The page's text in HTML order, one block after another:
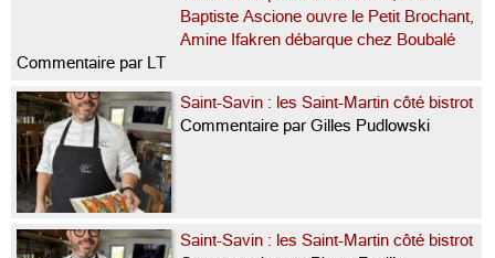
Baptiste Ascione ouvre le Petit Brochant,
Amine Ifakren débarque chez Boubalé
Commentaire par LT
Saint-Savin : les Saint-Martin côté bistrot
Commentaire par Gilles Pudlowski
Saint-Savin : les Saint-Martin côté bistrot